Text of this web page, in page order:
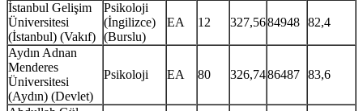
İstanbul Gelişim
Üniversitesi
(İstanbul) (Vakıf)
Psikoloji
(İngilizce)
(Burslu)
EA 12 327,5684948 82,4
Aydın Adnan
Menderes
Üniversitesi
(Aydın) (Devlet)
Psikoloji EA 80 326,7486487 83,6